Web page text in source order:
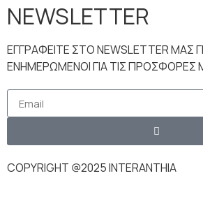
NEWSLETTER
ΕΓΓΡΑΦΕΙΤΕ ΣΤΟ NEWSLETTER ΜΑΣ
ΕΝΗΜΕΡΩΜΕΝΟΙ ΓΙΑ ΤΙΣ ΠΡΟΣΦΟΡΕΣ
COPYRIGHT @2025 INTERANTHIA